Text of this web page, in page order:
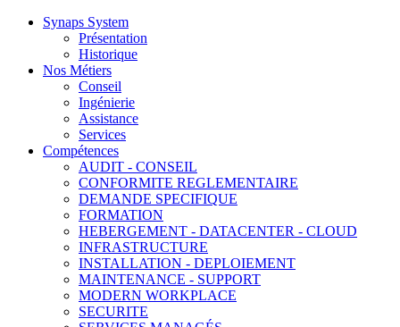
Synaps System
Présentation
Historique
Nos Métiers
Conseil
Ingénierie
Assistance
Services
Compétences
AUDIT - CONSEIL
CONFORMITE REGLEMENTAIRE
DEMANDE SPECIFIQUE
FORMATION
HEBERGEMENT - DATACENTER - CLOUD
INFRASTRUCTURE
INSTALLATION - DEPLOIEMENT
MAINTENANCE - SUPPORT
MODERN WORKPLACE
SECURITE